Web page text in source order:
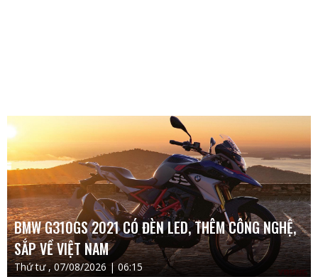
BMW G310GS 2021 CÓ ĐÈN LED, THÊM CÔNG NGHỆ,
SẮP VỀ VIỆT NAM
Thứ tư , 07/08/2026 | 06:15